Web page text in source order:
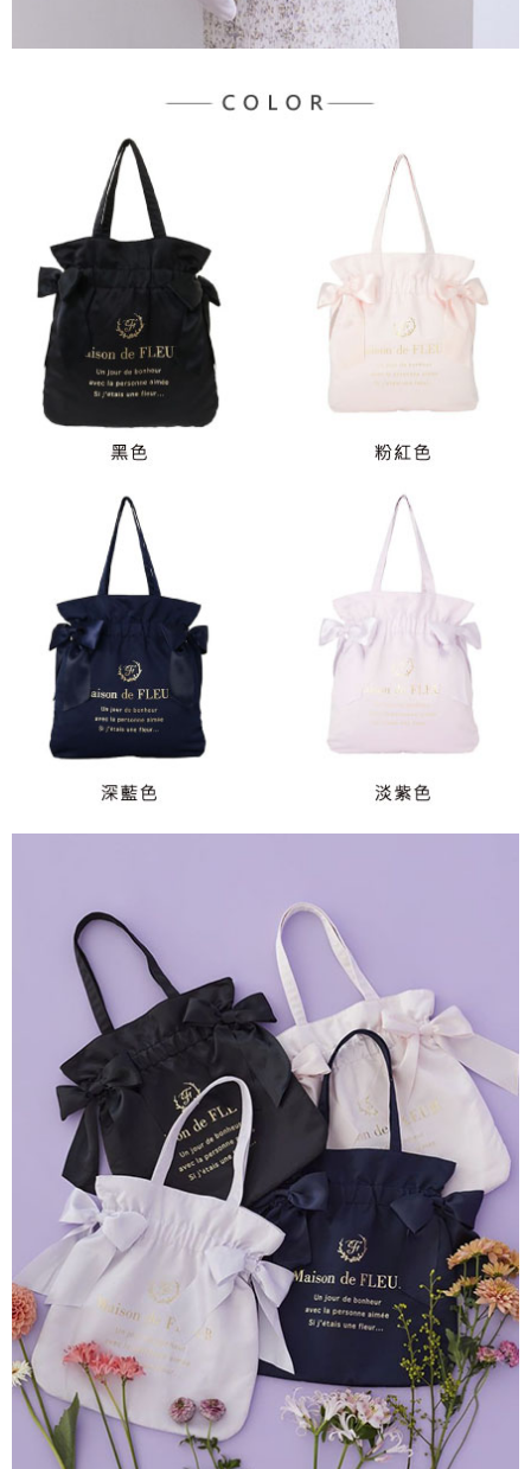
恩沛科技股份有限公司將有權停止該用戶之使用額度並採取法律行動。